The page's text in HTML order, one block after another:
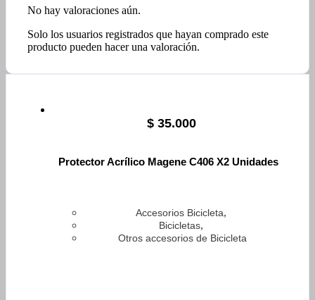
No hay valoraciones aún.
Solo los usuarios registrados que hayan comprado este
producto pueden hacer una valoración.
$ 35.000
Protector Acrílico Magene C406 X2 Unidades
Accesorios Bicicleta,
Bicicletas,
Otros accesorios de Bicicleta